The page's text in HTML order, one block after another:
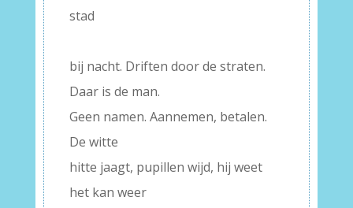
stad
bij nacht. Driften door de straten.
Daar is de man.
Geen namen. Aannemen, betalen.
De witte
hitte jaagt, pupillen wijd, hij weet
het kan weer